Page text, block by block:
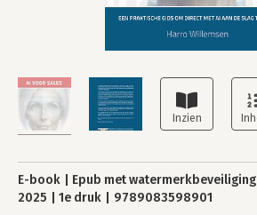
E-book Epub met watermerkbeveiliging
2025
1e druk 9789083598901